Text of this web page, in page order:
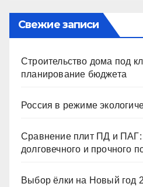
Свежие записи
Строительство дома под
планирование бюджета
Россия в режиме
Сравнение плит ПД и ПАГ:
долговечного и прочного
Выбор ёлки на Новый год